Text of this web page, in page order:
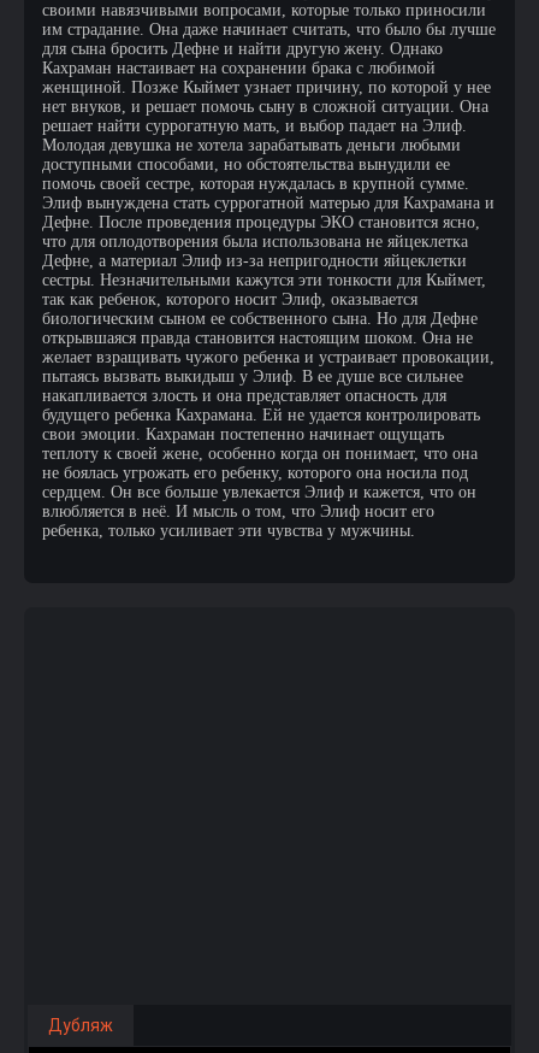
своими навязчивыми вопросами, которые только приносили
им страдание. Она даже начинает считать, что было бы лучше
для сына бросить Дефне и найти другую жену. Однако
Кахраман настаивает на сохранении брака с любимой
женщиной. Позже Кыймет узнает причину, по которой у нее
нет внуков, и решает помочь сыну в сложной ситуации. Она
решает найти суррогатную мать, и выбор падает на Элиф.
Молодая девушка не хотела зарабатывать деньги любыми
доступными способами, но обстоятельства вынудили ее
помочь своей сестре, которая нуждалась в крупной сумме.
Элиф вынуждена стать суррогатной матерью для Кахрамана и
Дефне. После проведения процедуры ЭКО становится ясно,
что для оплодотворения была использована не яйцеклетка
Дефне, а материал Элиф из-за непригодности яйцеклетки
сестры. Незначительными кажутся эти тонкости для Кыймет,
так как ребенок, которого носит Элиф, оказывается
биологическим сыном ее собственного сына. Но для Дефне
открывшаяся правда становится настоящим шоком. Она не
желает взращивать чужого ребенка и устраивает провокации,
пытаясь вызвать выкидыш у Элиф. В ее душе все сильнее
накапливается злость и она представляет опасность для
будущего ребенка Кахрамана. Ей не удается контролировать
свои эмоции. Кахраман постепенно начинает ощущать
теплоту к своей жене, особенно когда он понимает, что она
не боялась угрожать его ребенку, которого она носила под
сердцем. Он все больше увлекается Элиф и кажется, что он
влюбляется в неё. И мысль о том, что Элиф носит его
ребенка, только усиливает эти чувства у мужчины.
Дубляж